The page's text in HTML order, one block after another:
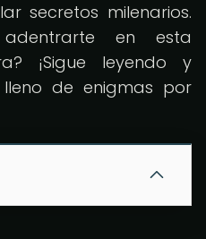
secretos milenarios.
en esta
¡Sigue leyendo y
de enigmas por